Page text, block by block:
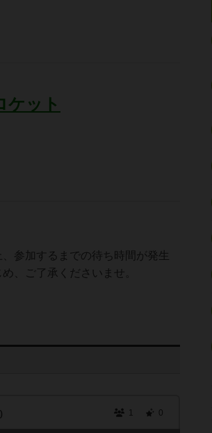
ケット
参加するまでの待ち時間が発生
、ご了承くださいませ。
1 0